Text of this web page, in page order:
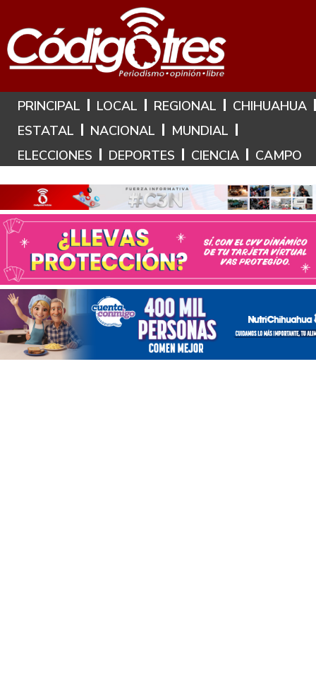
Hoy es: 6 de Agosto de 2026
PRINCIPAL LOCAL REGIONAL
CHIHUAHUA
ESTATAL
NACIONAL
MUNDIAL
ELECCIONES
DEPORTES CIENCIA CAMPO